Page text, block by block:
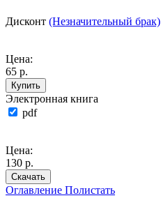
Дисконт (Незначительный брак)
Цена:
65 р.
Купить
Электронная книга
pdf
Цена:
130 р.
Скачать
Оглавление Полистать